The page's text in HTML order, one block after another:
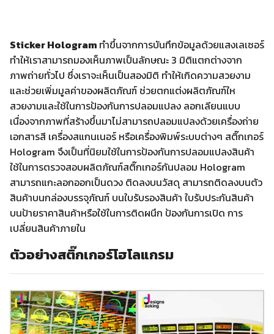
Sticker Hologram ทำขึ้นจากการบันทึกข้อมูลด้วยแสงเลเซอร์
ทำให้เราสามารถมองเห็นภาพเป็นลักษณะ 3 มิติแตกต่างจาก
ภาพถ่ายทั่วไป ซึ่งเราจะเห็นเป็นสองมิติ ทำให้เกิดความสวยงาม
และช่วยเพิ่มมูลค่าของผลิตภัณฑ์ ช่วยตกแต่งผลิตภัณฑ์ให
สวยงามและใช้ในการป้องกันการปลอมแปลง ลอกเลียนแบบ
เนื่องจากภาพที่สร้างขึ้นมาไม่สามารถปลอมแปลงด้วยเครื่องถ่าย
เอกสารสี เครื่องสแกนเนอร์ หรือเครื่องพิมพ์ระบบต่างๆ สติ๊กเกอร์
Hologram จึงเป็นที่นิยมใช้ในการป้องกันการปลอมแปลงสินค้า
ใช้ในการตรวจสอบผลิตภัณฑ์สติ๊กเกอร์กันปลอม Hologram
สามารถแกะลอกออกเป็นดวง ติดลงบนวัสดุ สามารถติดลงบนตัว
สินค้าบนกล่องบรรจุภัณฑ์ บนใบรับรองสินค้า ใบรับประกันสินค้า
บนป้ายราคาสินค้าหรือใช้ในการติดผนึก ป้องกันการเปิด การ
เปลี่ยนสินค้าภายใน
ตัวอย่างสติ๊กเกอร์โฮโลแกรม